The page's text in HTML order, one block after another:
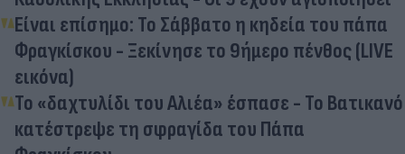
Είναι επίσημο: Το Σάββατο η κηδεία του πάπα
Φραγκίσκου - Ξεκίνησε το 9ήμερο πένθος (LIVE
εικόνα)
Το «δαχτυλίδι του Αλιέα» έσπασε - Το Βατικανό
κατέστρεψε τη σφραγίδα του Πάπα